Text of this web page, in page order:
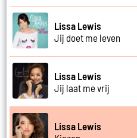
Lissa Lewis
Jij doet me leven
Lissa Lewis
Jij laat me vrij
Lissa Lewis